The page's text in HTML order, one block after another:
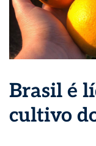
Brasil é
cultivo